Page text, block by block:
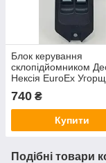
Блок керування
склопідйомником
Нексія EuroEx
чіткий огляд і
захист від негоди
740 ₴
Купити
Подібні товари